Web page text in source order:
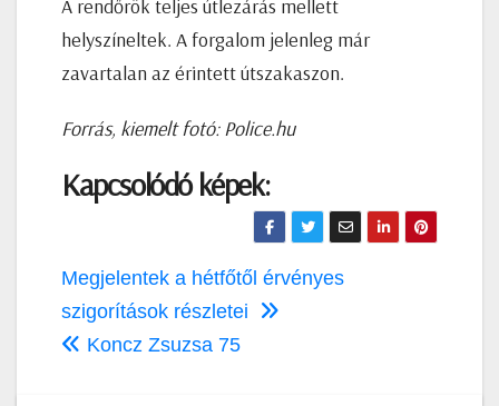
A rendőrök teljes útlezárás mellett
helyszíneltek. A forgalom jelenleg már
zavartalan az érintett útszakaszon.
Forrás, kiemelt fotó: Police.hu
Kapcsolódó képek:
Bejegyzés
navigáció
Megjelentek a hétfőtől érvényes
szigorítások részletei
Koncz Zsuzsa 75